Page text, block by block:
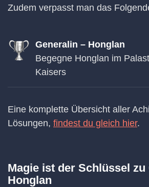
Zudem verpasst man das
Generalin – Honglan
Begegne Honglan im
Kaisers
Eine komplette Übersicht aller
Lösungen, findest du gleich hier.
Magie ist der Schlüssel zu
Honglan